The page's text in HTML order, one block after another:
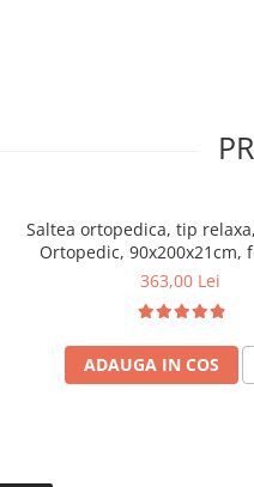
Saltea ortopedica, tip
Ortopedic, 90x200x21cm,
medie, cu plasa de arcuri tip
Salt Confort
363,00 Lei
ADAUGA IN COS